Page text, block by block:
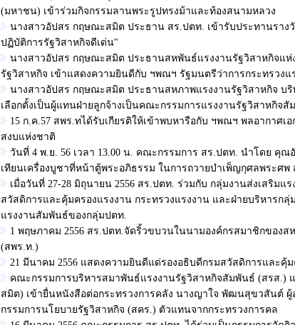
(มหาชน) เข้าร่วมกิจกรรมลานพระรูปทรงม้าและท้องสนามหลวง
นางสาวอัปสร กฤษณะสมิต ประธาน สร.ปตท. เข้ารับประทานราง
ปฏิบัติการรัฐวิสาหกิจดีเด่น"
นางสาวอัปสร กฤษณะสมิต ประธานสหพันธ์แรงงานรัฐวิสาหกิจแห่
รัฐวิสาหกิจ เข้าแสดงความยินดีกับ ฯพณฯ รัฐมนตรีว่าการกระทรวง
นางสาวอัปสร กฤษณะสมิต ประธานสหภาพแรงงานรัฐวิสาหกิจ บ
เลือกตั้งเป็นผู้แทนฝ่ายลูกจ้างเป็นคณะกรรมการแรงงานรัฐวิสาหกิจสั
15 ก.ค.57 สพร.ทได้รับเกียรติให้เข้าพบหารือกับ ฯพณฯ พลอากาศ
สงบแห่งชาติ
วันที่ 4 พ.ย. 56 เวลา 13.00 น. คณะกรรมการ สร.ปตท. นำโดย คุ
เทียนเครื่องบูชาที่หน้าตู้พระอภิธรรม ในการถวายบำเพ็ญกุศลพระศ
เมื่อวันที่ 27-28 มิถุนายน 2556 สร.ปตท. ร่วมกับ กลุ่มงานส่งเสริม
สวัสดิการและคุ้มครองแรงงาน กระทรวงแรงงาน และฝ่ายบริหารก
แรงงานสัมพันธ์ของกลุ่มปตท.
1 พฤษภาคม 2556 สร.ปตท.จัดริ้วขบวนในนามองค์กรสมาชิกของส
(สพร.ท.)
21 มีนาคม 2556 แสดงความยินดีแด่รองอธิบดีกรมสวัสดิการและคุ้
คณะกรรมการบริหารสมาพันธ์แรงงานรัฐวิสาหกิจสัมพันธ์ (สรส.)
สมิต) เข้ายื่นหนังสือต่อกระทรวงการคลัง นางญาใจ พัฒนสุขวสันต์
กรรมการนโยบายรัฐวิสาหกิจ (สคร.) ตัวแทนจากกระทรวงการคล